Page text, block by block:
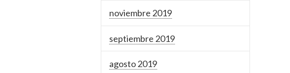
noviembre 2019
septiembre 2019
agosto 2019